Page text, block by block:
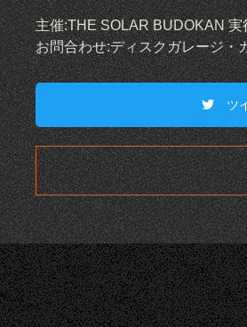
主催:THE SOLAR BUDOKAN
お問合わせ:ディスクガレージ・
ツ